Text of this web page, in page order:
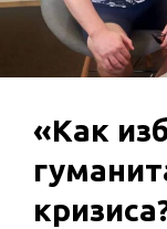
«Как